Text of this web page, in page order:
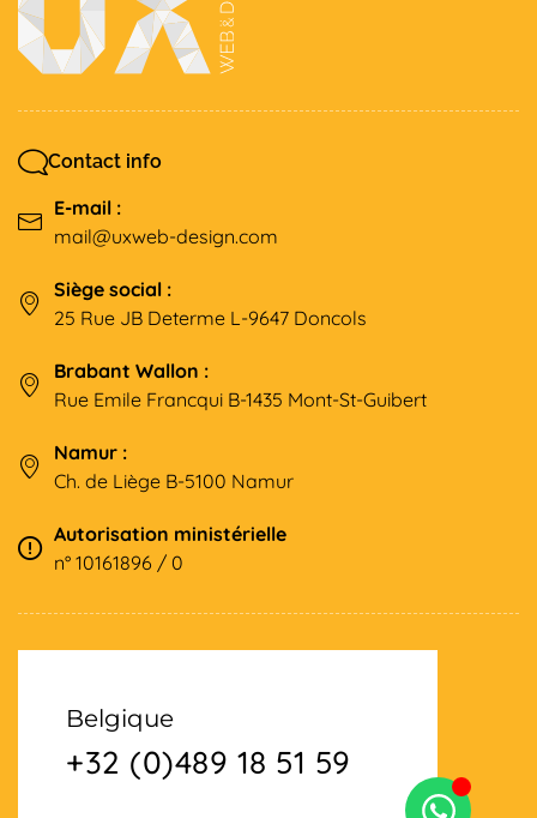
Contact info
E-mail :
mail@uxweb-design.com
Siège social :
25 Rue JB Determe L-9647 Doncols
Brabant Wallon :
Rue Emile Francqui B-1435 Mont-St-Guibert
Namur :
Ch. de Liège B-5100 Namur
Autorisation ministérielle
n° 10161896 / 0
Belgique
+32 (0)489 18 51 59